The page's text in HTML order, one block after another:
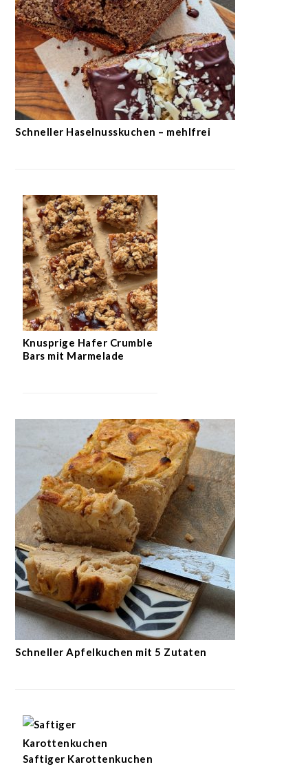
Schneller Haselnusskuchen – mehlfrei
Knusprige Hafer Crumble
Bars mit Marmelade
Schneller Apfelkuchen mit 5 Zutaten
Saftiger Karottenkuchen